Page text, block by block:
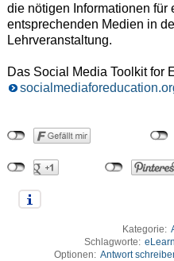
die nötigen Informationen für
entsprechenden Medien in
Lehrveranstaltung.
Das Social Media Toolkit for
Kategorie:
Schlagworte:
Optionen: Antwort